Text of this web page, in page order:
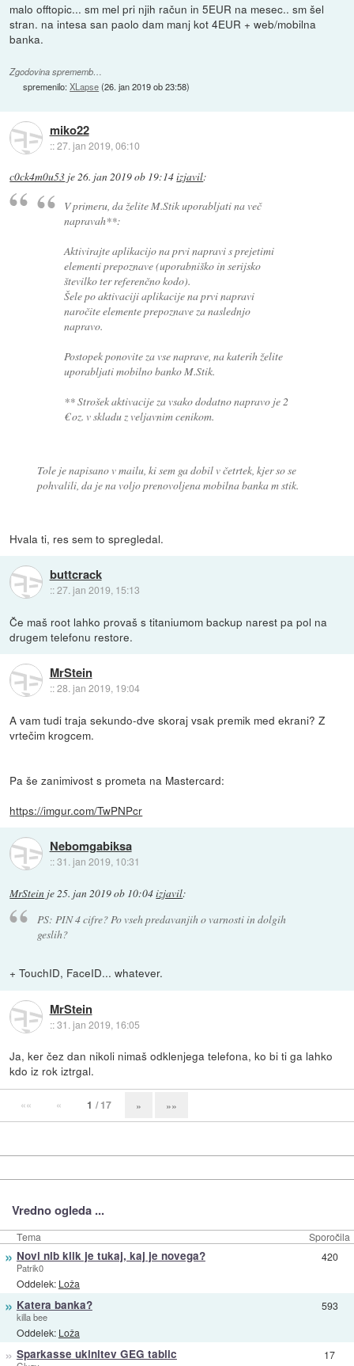
malo offtopic... sm mel pri njih račun in 5EUR na mesec.. sm šel
stran. na intesa san paolo dam manj kot 4EUR + web/mobilna
banka.
Zgodovina sprememb…
spremenilo:XLapse(26. jan 2019 ob 23:58)
miko22
::27. jan 2019, 06:10
c0ck4m0u53 je26. jan 2019 ob 19:14izjavil:
V primeru, da želite M.Stik uporabljati na več
napravah**:
Aktivirajte aplikacijo na prvi napravi s prejetimi
elementi prepoznave (uporabniško in serijsko
številko ter referenčno kodo).
Šele po aktivaciji aplikacije na prvi napravi
naročite elemente prepoznave za naslednjo
napravo.
Postopek ponovite za vse naprave, na katerih želite
uporabljati mobilno banko M.Stik.
** Strošek aktivacije za vsako dodatno napravo je 2
€ oz. v skladu z veljavnim cenikom.
Tole je napisano v mailu, ki sem ga dobil v četrtek, kjer so se
pohvalili, da je na voljo prenovoljena mobilna banka m stik.
Hvala ti, res sem to spregledal.
buttcrack
::27. jan 2019, 15:13
Če maš root lahko provaš s titaniumom backup narest pa pol na
drugem telefonu restore.
MrStein
::28. jan 2019, 19:04
A vam tudi traja sekundo-dve skoraj vsak premik med ekrani? Z
vrtečim krogcem.
Pa še zanimivost s prometa na Mastercard:
https://imgur.com/TwPNPcr
Nebomgabiksa
::31. jan 2019, 10:31
MrStein je25. jan 2019 ob 10:04izjavil:
PS: PIN 4 cifre? Po vseh predavanjih o varnosti in dolgih
geslih?
+ TouchID, FaceID... whatever.
MrStein
::31. jan 2019, 16:05
Ja, ker čez dan nikoli nimaš odklenjega telefona, ko bi ti ga lahko
kdo iz rok iztrgal.
«« « 1 / 17 » »»
Vredno ogleda ...
Tema Sporočila
» Novi nlb klik je tukaj, kaj je novega?
Patrik0
Oddelek: Loža
420
» Katera banka?
killa bee
Oddelek: Loža
593
» Sparkasse ukinitev GEG tablic 17